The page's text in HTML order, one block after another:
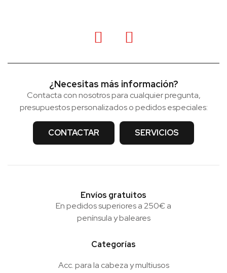
¿Necesitas más información?
Contacta con nosotros para cualquier pregunta,
presupuestos personalizados o pedidos especiales:
CONTACTAR SERVICIOS
Envíos gratuitos
En pedidos superiores a 250€ a
península y baleares
Categorías
Acc. para la cabeza y multiusos